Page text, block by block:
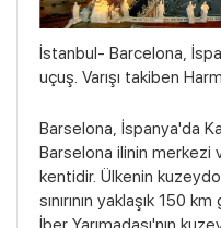
İstanbul- Barcelona,
uçuş. Varışı takiben
Barselona, İspanya'da
Barselona ilinin merkezi
kentidir. Ülkenin
sınırının yaklaşık 150